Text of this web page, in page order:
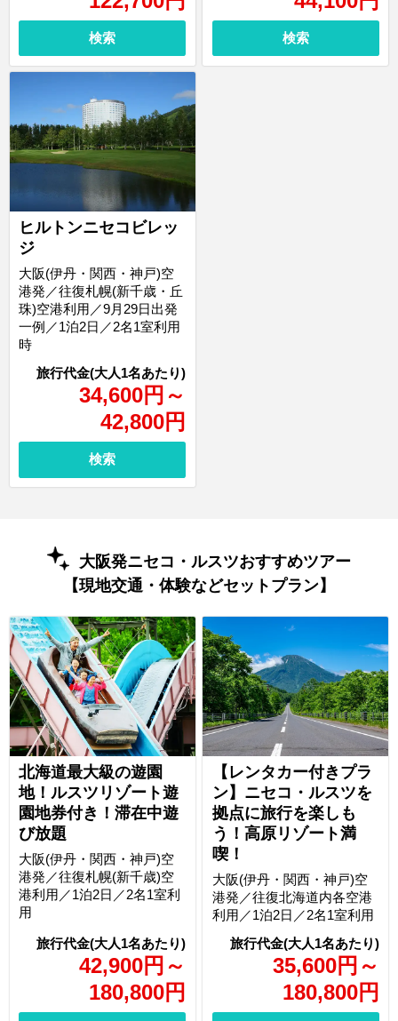
検索 検索
ヒルトンニセコビレッ
ジ
34,600円 ～
42,800円
大阪(伊丹・関西・神戸)空
港発／往復札幌(新千歳・丘
珠)空港利用／9月29日出発
一例／1泊2日／2名1室利用
時
検索
大阪発ニセコ・ルスツおすすめツアー
【現地交通・体験などセットプラン】
北海道最大級の遊園
地！ルスツリゾート遊
園地券付き！滞在中遊
び放題
42,900円 ～
180,800円
大阪(伊丹・関西・神戸)空
港発／往復札幌(新千歳)空
港利用／1泊2日／2名1室利
用
【レンタカー付きプラ
ン】ニセコ・ルスツを
拠点に旅行を楽しも
う！高原リゾート満
喫！
35,600円 ～
180,800円
大阪(伊丹・関西・神戸)空
港発／往復北海道内各空港
利用／1泊2日／2名1室利用